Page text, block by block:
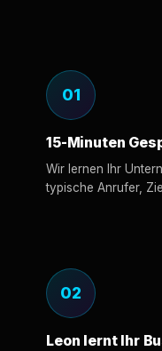
01
15-Minuten
Wir lernen Ihr
typische Anrufer,
02
Leon lernt Ihr